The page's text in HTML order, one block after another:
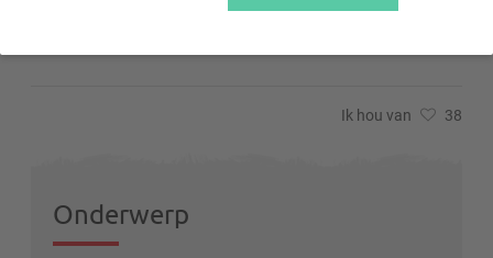
Ik hou van 38
Onderwerp